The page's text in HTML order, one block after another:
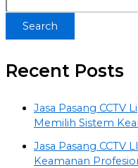
Search
Recent Posts
Jasa Pasang CCTV
Memilih Sistem
Jasa Pasang CCTV
Keamanan